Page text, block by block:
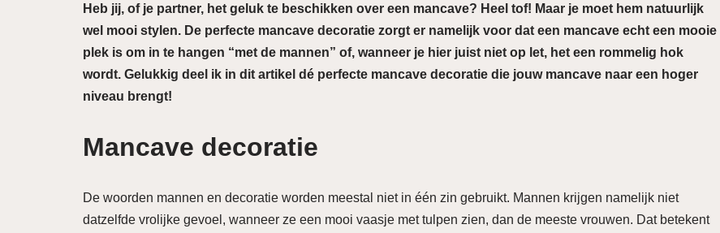
Heb jij, of je partner, het geluk te beschikken over een mancave? Heel tof! Maar je moet hem natuurlijk
wel mooi stylen. De perfecte mancave decoratie zorgt er namelijk voor dat een mancave echt een mooie
plek is om in te hangen “met de mannen” of, wanneer je hier juist niet op let, het een rommelig hok
wordt. Gelukkig deel ik in dit artikel dé perfecte mancave decoratie die jouw mancave naar een hoger
niveau brengt!
Mancave decoratie
De woorden mannen en decoratie worden meestal niet in één zin gebruikt. Mannen krijgen namelijk niet
datzelfde vrolijke gevoel, wanneer ze een mooi vaasje met tulpen zien, dan de meeste vrouwen. Dat betekent